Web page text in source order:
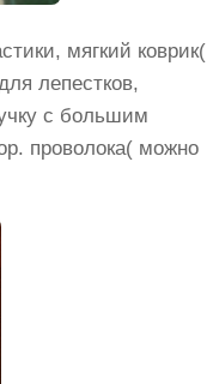
мягкий коврик(
лепестков,
с большим
проволока( можно